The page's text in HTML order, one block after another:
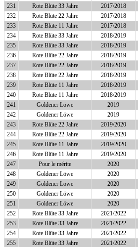
231
Rote Blüte 33 Jahre 2017/2018
232
Rote Blüte 22 Jahre 2017/2018
233
Rote Blüte 11 Jahre 2017/2018
234
Rote Blüte 33 Jahre 2018/2019
235
Rote Blüte 33 Jahre 2018/2019
236
Rote Blüte 22 Jahre 2018/2019
237
Rote Blüte 22 Jahre 2018/2019
238
Rote Blüte 22 Jahre 2018/2019
239
Rote Blüte 11 Jahre 2018/2019
240
Rote Blüte 11 Jahre 2018/2019
241
Goldener Löwe 2019
242
Goldener Löwe 2019
243
Rote Blüte 22 Jahre 2019/2020
244
Rote Blüte 22 Jahre 2019/2020
245
Rote Blüte 11 Jahre 2019/2020
246
Rote Blüte 11 Jahre 2019/2020
247
Pour le mérite 2020
248
Goldener Löwe 2020
249
Goldener Löwe 2020
250
Goldener Löwe 2020
251
Goldener Löwe 2020
252
Rote Blüte 33 Jahre 2021/2022
253
Rote Blüte 33 Jahre 2021/2022
254
Rote Blüte 33 Jahre 2021/2022
255
Rote Blüte 33 Jahre 2021/2022